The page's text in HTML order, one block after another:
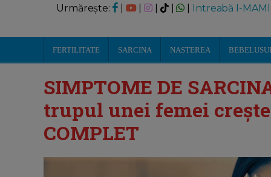
Urmărește: | | Intreabă I-MAMI
FERTILITATE SARCINA NASTEREA
SIMPTOME DE
trupul unei femei
COMPLET